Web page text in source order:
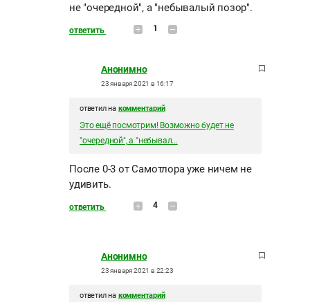
не "очередной", а "небывалый позор".
ответить 1
Анонимно
23 января 2021 в 16:17
ответил на комментарий
Это ещё посмотрим! Возможно будет не
"очередной", а "небывал...
После 0-3 от Самотлора уже ничем не
удивить.
ответить 4
Анонимно
23 января 2021 в 22:23
ответил на комментарий